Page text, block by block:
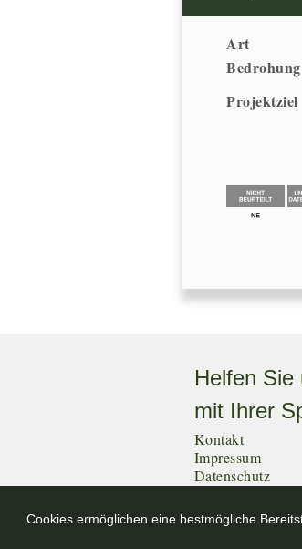
Cookies ermöglichen eine bestmögliche
Art
Bedrohung
Projektziel
Helfen Sie
mit Ihrer
Kontakt
Impressum
Datenschutz